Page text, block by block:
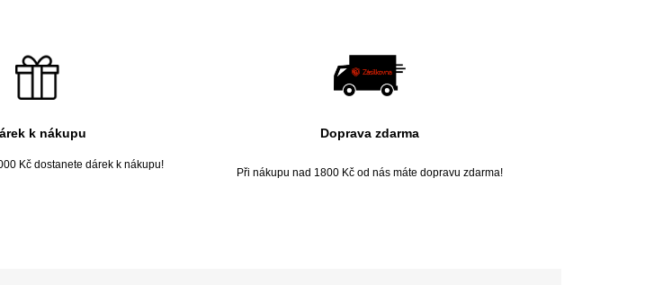
k nákupu Doprava zdarma
Kč dostanete dárek k nákupu!
Při nákupu nad 1800 Kč od nás máte dopravu zdarma!